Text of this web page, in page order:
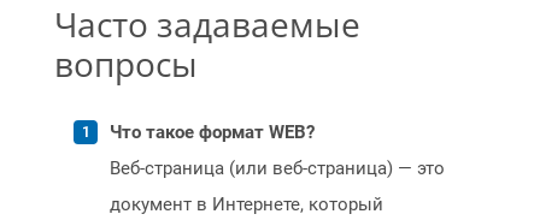
Часто задаваемые
вопросы
Что такое формат WEB?
Веб-страница (или веб-страница) — это
документ в Интернете, который